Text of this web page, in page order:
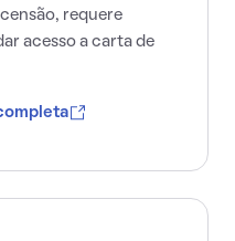
requere
acesso a carta de